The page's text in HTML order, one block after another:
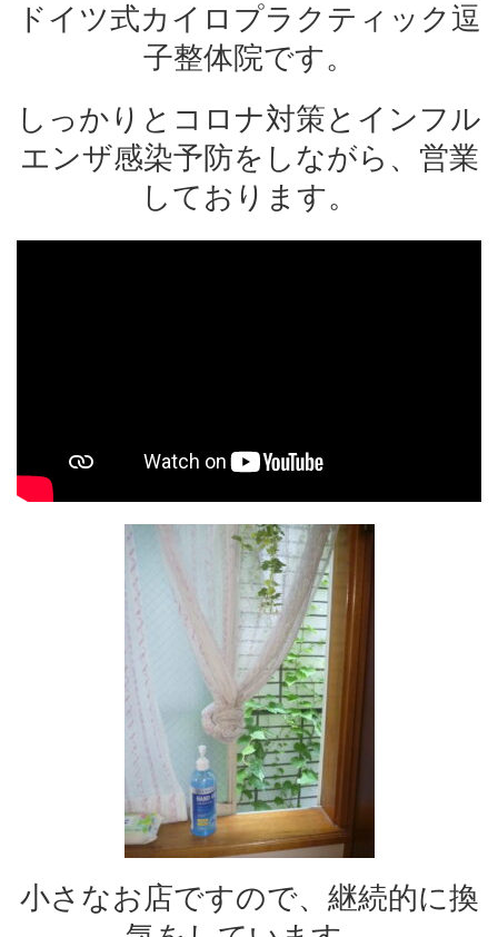
ドイツ式カイロプラクティック逗
子整体院です。
しっかりとコロナ対策とインフル
エンザ感染予防をしながら、営業
しております。
小さなお店ですので、継続的に換